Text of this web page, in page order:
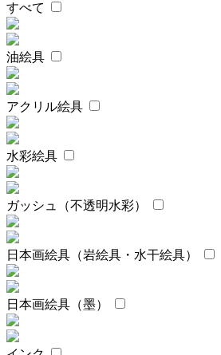
すべて
油絵具
アクリル絵具
水彩絵具
ガッシュ（不透明水彩）
日本画絵具（岩絵具・水干絵具）
日本画絵具（墨）